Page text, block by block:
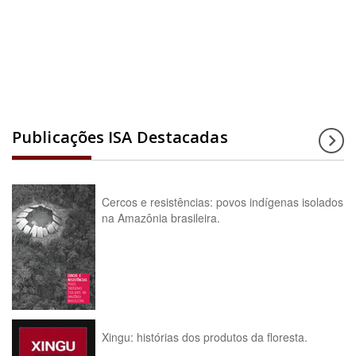
Publicações ISA Destacadas
Cercos e resistências: povos indígenas isolados
na Amazônia brasileira.
Xingu: histórias dos produtos da floresta.